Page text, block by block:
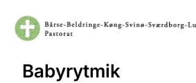
Babyrytmik